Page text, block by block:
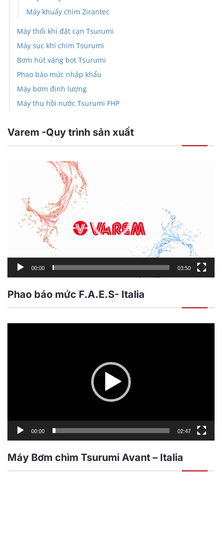
Máy khuấy chìm Zirantec
Máy thổi khí đặt cạn Tsurumi
Máy sục khí chìm Tsurumi
Bơm hút váng bọt Tsurumi
Phao báo mức nhập khẩu
Máy bơm định lượng
Máy thu hồi nước Tsurumi FHP
Varem -Quy trình sản xuất
00:00 03:50
Phao báo mức F.A.E.S- Italia
00:00 02:47
Máy Bơm chìm Tsurumi Avant – Italia